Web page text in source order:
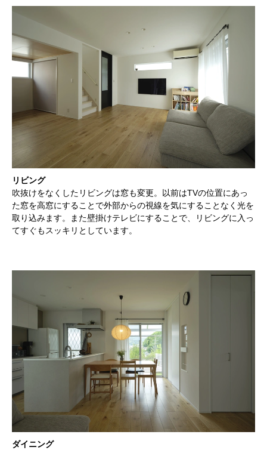
リビング
吹抜けをなくしたリビングは窓も変更。以前はTVの位置にあっ
た窓を高窓にすることで外部からの視線を気にすることなく光を
取り込みます。また壁掛けテレビにすることで、リビングに入っ
てすぐもスッキリとしています。
ダイニング